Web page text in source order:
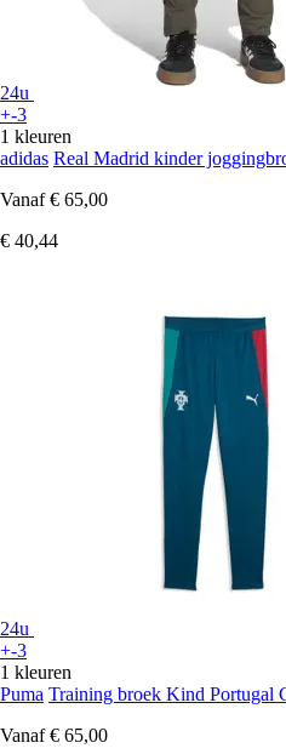
24u
+-3
1 kleuren
adidas Real Madrid kinder
Vanaf € 65,00
€ 40,44
24u
+-3
1 kleuren
Puma Training broek Kind Portugal
Vanaf € 65,00